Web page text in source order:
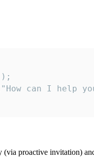
can I help
proactive invitation)